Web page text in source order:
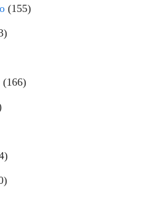
(155)
(166)